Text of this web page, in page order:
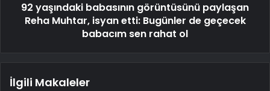
92 yaşındaki babasının görüntüsünü paylaşan
Reha Muhtar, isyan etti: Bugünler de geçecek
babacım sen rahat ol
İlgili Makaleler